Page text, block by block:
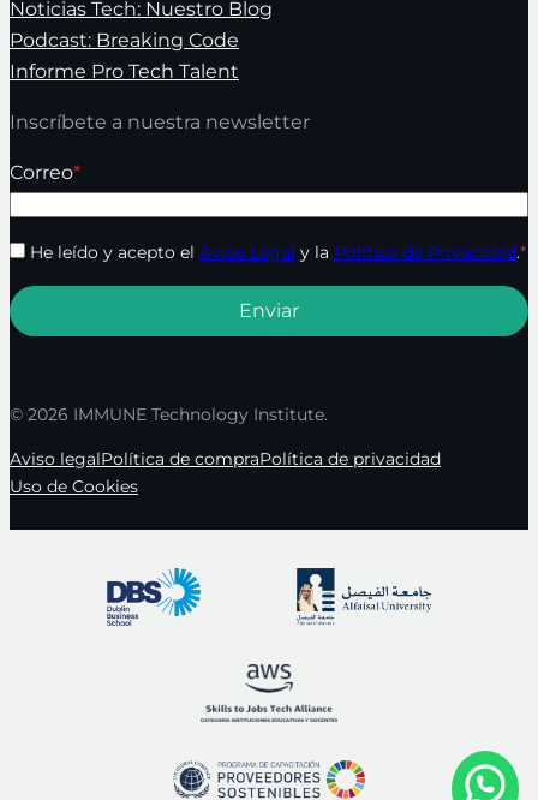
Noticias Tech: Nuestro Blog
Podcast: Breaking Code
Informe Pro Tech Talent
Inscríbete a nuestra newsletter
Correo*
He leído y acepto el Aviso Legal y la Política de Privacidad.*
© 2026 IMMUNE Technology Institute.
Aviso legalPolítica de compraPolítica de privacidad
Uso de Cookies